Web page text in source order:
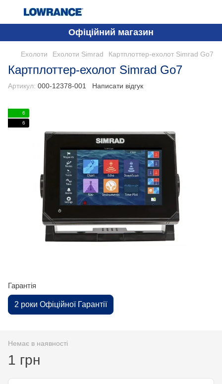
Офіційний магазин
Ехолоти Ехолоти Simrad Картплоттер-ехолот Simrad Gо7
Картплоттер-ехолот Simrad Gо7
Артикул: 000-12378-001 Написати відгук
6
6
Гарантія
2 роки Офіційної Гарантії
Немає в наявності
1 грн